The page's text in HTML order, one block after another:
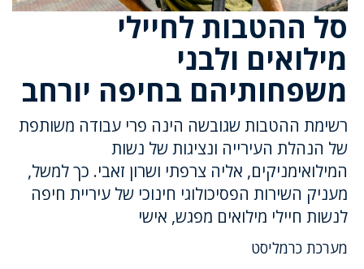
סל ההטבות לחיילי
מילואים ולבני
משפחותיהם בחיפה יורחב
רשימת ההטבות שגובשה הינה פרי עבודה משותפת
של הנהלת העירייה ונציגות של נשות
המילואימניקים, אליה צרפתי ושרון זאבי. כך למשל,
מעניק השירות הפסיכולוגי חינוכי של עיריית חיפה
לנשות חיילי מילואים מפגש, אישי
מערכת כרמליסט